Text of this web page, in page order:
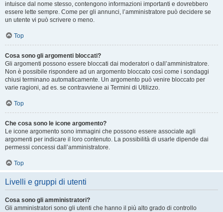
intuisce dal nome stesso, contengono informazioni importanti e dovrebbero
essere lette sempre. Come per gli annunci, l’amministratore può decidere se
un utente vi può scrivere o meno.
Top
Cosa sono gli argomenti bloccati?
Gli argomenti possono essere bloccati dai moderatori o dall’amministratore.
Non è possibile rispondere ad un argomento bloccato così come i sondaggi
chiusi terminano automaticamente. Un argomento può venire bloccato per
varie ragioni, ad es. se contravviene ai Termini di Utilizzo.
Top
Che cosa sono le icone argomento?
Le icone argomento sono immagini che possono essere associate agli
argomenti per indicare il loro contenuto. La possibilità di usarle dipende dai
permessi concessi dall’amministratore.
Top
Livelli e gruppi di utenti
Cosa sono gli amministratori?
Gli amministratori sono gli utenti che hanno il più alto grado di controllo